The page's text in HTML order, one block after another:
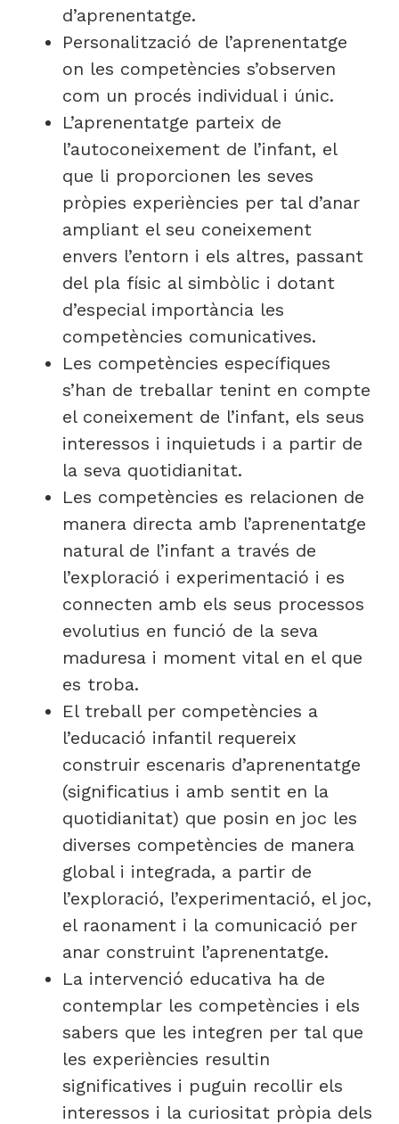
d’aprenentatge.
Personalització de l’aprenentatge
on les competències s’observen
com un procés individual i únic.
L’aprenentatge parteix de
l’autoconeixement de l’infant, el
que li proporcionen les seves
pròpies experiències per tal d’anar
ampliant el seu coneixement
envers l’entorn i els altres, passant
del pla físic al simbòlic i dotant
d’especial importància les
competències comunicatives.
Les competències específiques
s’han de treballar tenint en compte
el coneixement de l’infant, els seus
interessos i inquietuds i a partir de
la seva quotidianitat.
Les competències es relacionen de
manera directa amb l’aprenentatge
natural de l’infant a través de
l’exploració i experimentació i es
connecten amb els seus processos
evolutius en funció de la seva
maduresa i moment vital en el que
es troba.
El treball per competències a
l’educació infantil requereix
construir escenaris d’aprenentatge
(significatius i amb sentit en la
quotidianitat) que posin en joc les
diverses competències de manera
global i integrada, a partir de
l’exploració, l’experimentació, el joc,
el raonament i la comunicació per
anar construint l’aprenentatge.
La intervenció educativa ha de
contemplar les competències i els
sabers que les integren per tal que
les experiències resultin
significatives i puguin recollir els
interessos i la curiositat pròpia dels